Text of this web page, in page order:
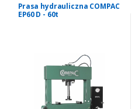
Prasa hydrauliczna COMPAC
EP60 D - 60t